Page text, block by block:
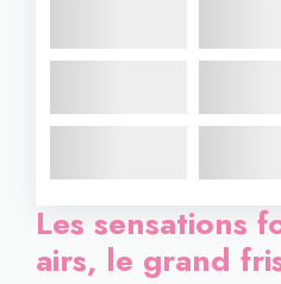
Les sensations
airs, le grand